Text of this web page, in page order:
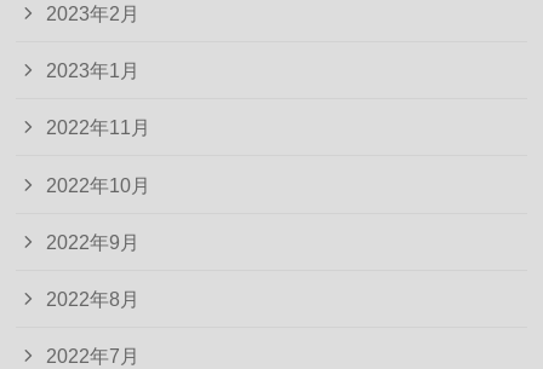
2023年2月
2023年1月
2022年11月
2022年10月
2022年9月
2022年8月
2022年7月